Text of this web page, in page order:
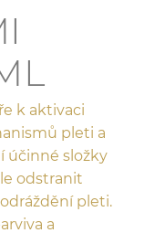
k aktivaci
pleti a
účinné složky
odstranit
pleti.
a